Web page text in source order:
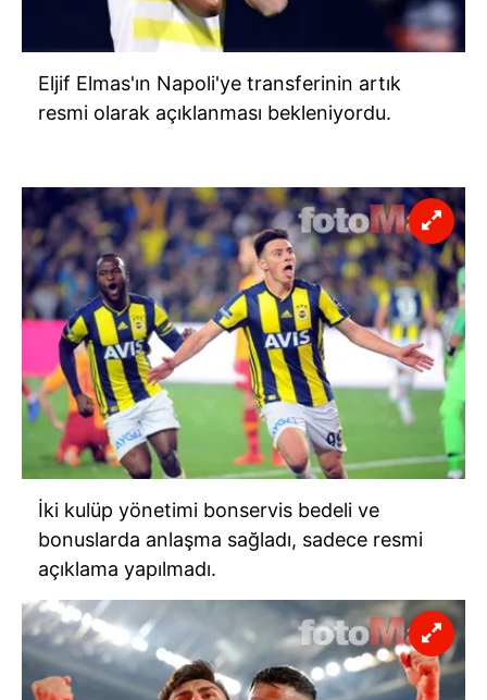
Eljif Elmas'ın Napoli'ye transferinin artık
resmi olarak açıklanması bekleniyordu.
İki kulüp yönetimi bonservis bedeli ve
bonuslarda anlaşma sağladı, sadece resmi
açıklama yapılmadı.